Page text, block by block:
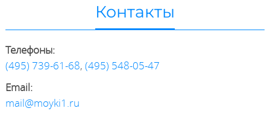
Контакты
Телефоны:
(495) 739-61-68, (495) 548-05-47
Email:
mail@moyki1.ru